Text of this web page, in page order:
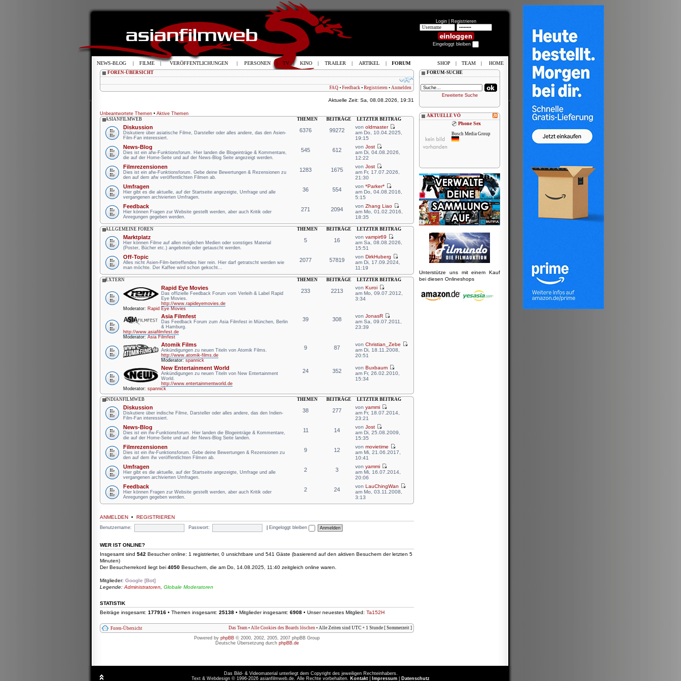
Login | Registrieren
Eingeloggt bleiben
FOREN-ÜBERSICHT
FAQ • Feedback • Registrieren • Anmelden
Aktuelle Zeit: Sa, 08.08.2026, 19:31
Unbeantwortete Themen • Aktive Themen
ASIANFILMWEB
THEMEN BEITRÄGE LETZTER BEITRAG
Diskussion
Diskutiere über asiatische Filme, Darsteller oder alles andere, das den Asien-
Film-Fan interessiert.
6376 99272
vonoldmaster
am Do, 10.04.2025,
19:15
News-Blog
Dies ist ein afw-Funktionsforum. Hier landen die Blogeinträge & Kommentare,
die auf der Home-Seite und auf der News-Blog Seite angezeigt werden.
545 612
vonJost
am Di, 04.08.2026,
12:22
Filmrezensionen
Dies ist ein afw-Funktionsforum. Gebe deine Bewertungen & Rezensionen zu
den auf dem afw veröffentlichten Filmen ab.
1283 1675
vonJost
am Fr, 17.07.2026,
21:30
Umfragen
Hier gibt es die aktuelle, auf der Startseite angezeigte, Umfrage und alle
vergangenen archivierten Umfragen.
36 554
von*Parker*
am Do, 04.08.2016,
5:15
Feedback
Hier können Fragen zur Website gestellt werden, aber auch Kritik oder
Anregungen gegeben werden.
271 2094
vonZhang Liao
am Mo, 01.02.2016,
18:35
ALLGEMEINE FOREN THEMEN BEITRÄGE LETZTER BEITRAG
Marktplatz
Hier können Filme auf allen möglichen Medien oder sonstiges Material
(Poster, Bücher etc.) angeboten oder getauscht werden.
5 16
vonvampir69
am Sa, 08.08.2026,
15:51
Off-Topic
Alles nicht Asien-Film-betreffendes hier rein. Hier darf getratscht werden wie
man möchte. Der Kaffee wird schon gekocht...
2077 57819
vonDirkHuberg
am Di, 17.09.2024,
11:19
EXTERN THEMEN BEITRÄGE LETZTER BEITRAG
Rapid Eye Movies
Das offizielle Feedback Forum vom Verleih & Label Rapid
Eye Movies.
http://www.rapideyemovies.de
Moderator: Rapid Eye Movies
233 2213
vonKuroi
am Mo, 09.07.2012,
3:34
Asia Filmfest
Das Feedback Forum zum Asia Filmfest in München, Berlin
& Hamburg.
http://www.asiafilmfest.de
Moderator: Asia Filmfest
39 308
vonJonasR
am Sa, 09.07.2011,
23:39
Atomik Films
Ankündigungen zu neuen Titeln von Atomik Films.
http://www.atomik-films.de
Moderator: spannick
9 87
vonChristian_Zebe
am Di, 18.11.2008,
20:51
New Entertainment World
Ankündigungen zu neuen Titeln von New Entertainment
World.
http://www.entertainmentworld.de
Moderator: spannick
24 352
vonBuxbaum
am Fr, 26.02.2010,
15:34
INDIANFILMWEB THEMEN BEITRÄGE LETZTER BEITRAG
Diskussion
Diskutiere über indische Filme, Darsteller oder alles andere, das den Indien-
Film-Fan interessiert.
38 277
vonyammi
am Fr, 18.07.2014,
23:21
News-Blog
Dies ist ein ifw-Funktionsforum. Hier landen die Blogeinträge & Kommentare,
die auf der Home-Seite und auf der News-Blog Seite landen.
11 14
vonJost
am Di, 25.08.2009,
15:35
Filmrezensionen
Dies ist ein ifw-Funktionsforum. Gebe deine Bewertungen & Rezensionen zu
den auf dem ifw veröffentlichten Filmen ab.
9 12
vonmovietime
am Mi, 21.06.2017,
10:41
Umfragen
Hier gibt es die aktuelle, auf der Startseite angezeigte, Umfrage und alle
vergangenen archivierten Umfragen.
2 3
vonyammi
am Mi, 16.07.2014,
20:06
Feedback
Hier können Fragen zur Website gestellt werden, aber auch Kritik oder
Anregungen gegeben werden.
2 24
vonLauChingWan
am Mo, 03.11.2008,
3:13
ANMELDEN • REGISTRIEREN
Benutzername: Passwort: Eingeloggt bleiben
WER IST ONLINE?
Insgesamt sind 542 Besucher online: 1 registrierter, 0 unsichtbare und 541 Gäste (basierend auf den aktiven Besuchern der letzten 5
Minuten)
Der Besucherrekord liegt bei 4050 Besuchern, die am Do, 14.08.2025, 11:40 zeitgleich online waren.
Mitglieder: Google [Bot]
Legende: Administratoren Globale Moderatoren
STATISTIK
Beiträge insgesamt: 177916 • Themen insgesamt: 25138 • Mitglieder insgesamt: 6908 • Unser neuestes Mitglied: Ta152H
Foren-Übersicht Das Team • Alle Cookies des Boards löschen • Alle Zeiten sind UTC + 1 Stunde [ Sommerzeit ]
Powered by phpBB © 2000, 2002, 2005, 2007 phpBB Group
Deutsche Übersetzung durch phpBB.de
FORUM-SUCHE
Erweiterte Suche
AKTUELLE VÖ
Phone Sex
Busch Media Group
Unterstütze uns mit einem Kauf
bei diesen Onlineshops
Das Bild- & Videomaterial unterliegt dem Copyright des jeweiligen Rechteinhabers.
Text & Webdesign © 1996-2026 asianfilmweb.de. Alle Rechte vorbehalten. Kontakt Impressum Datenschutz
NEWS-BLOG | FILME | VERÖFFENTLICHUNGEN | PERSONEN | TV | KINO | TRAILER | ARTIKEL | FORUM SHOP | TEAM | HOME